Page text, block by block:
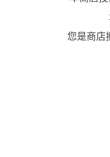
您是商店